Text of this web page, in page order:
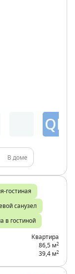
QR
В доме
гостиная
санузел
в гостиной
Квартира
86,5 м2
39,4 м2